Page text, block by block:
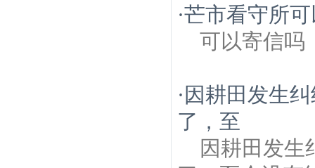
·芒市看守所
可以寄信吗
· 因耕田发生
了，至
因耕田发生